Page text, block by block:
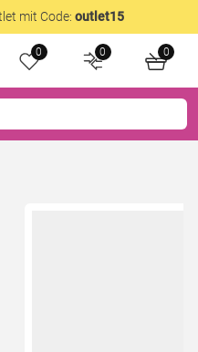
mit Code: outlet15
0 0 0